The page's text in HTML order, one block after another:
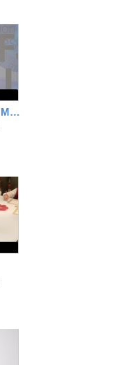
SOROLLA - LUZ, COLOR Y MOVIMIENTO